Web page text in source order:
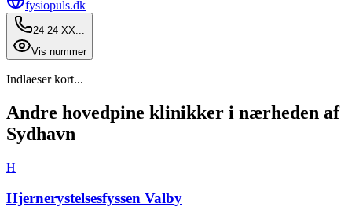
fysiopuls.dk
24 24 XX...
Vis nummer
Indlaeser kort...
Andre hovedpine klinikker i nærheden af
Sydhavn
H
Hjernerystelsesfyssen Valby